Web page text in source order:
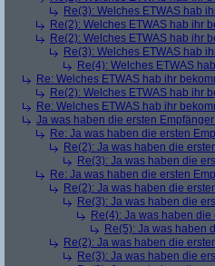
Re(3): Welches ETWAS hab
Re(2): Welches ETWAS hab ihr
Re(2): Welches ETWAS hab ihr
Re(3): Welches ETWAS hab
Re(4): Welches ETWAS
Re: Welches ETWAS hab ihr
Re(2): Welches ETWAS hab ihr
Re: Welches ETWAS hab ihr
Ja was haben die ersten
Re: Ja was haben die ersten
Re(2): Ja was haben die
Re(3): Ja was haben die
Re: Ja was haben die ersten
Re(2): Ja was haben die
Re(3): Ja was haben die
Re(4): Ja was haben
Re(5): Ja was haben
Re(2): Ja was haben die
Re(3): Ja was haben die